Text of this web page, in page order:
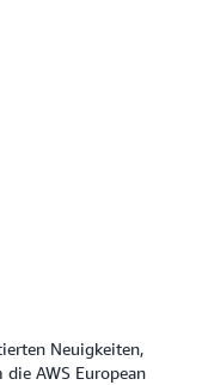
Neuigkeiten,
AWS European